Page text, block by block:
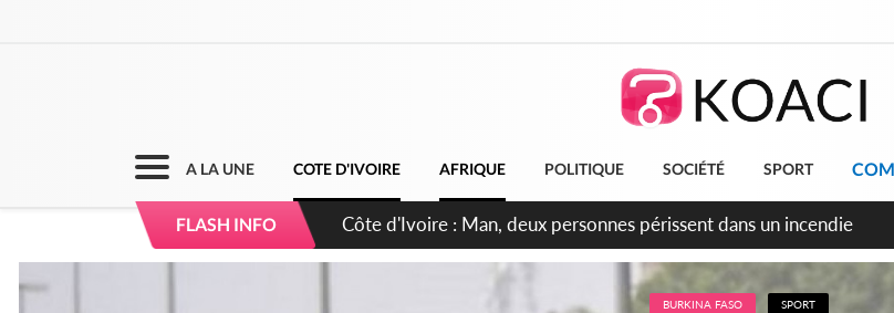
A LA UNE COTE D'IVOIRE AFRIQUE POLITIQUE SOCIÉTÉ SPORT
FLASH INFO
Côte d'Ivoire : Séileu, la célébration de la fête nationale transformée
dépigmentants dangereux
BURKINA FASO SPORT